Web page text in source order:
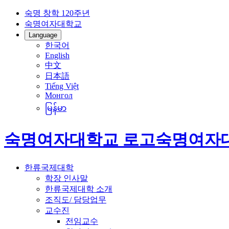
숙명 창학 120주년
숙명여자대학교
Language
한국어
English
中文
日本語
Tiếng Việt
Монгол
မြန်မာ
숙명여자대학교 로고숙명여자
한류국제대학
학장 인사말
한류국제대학 소개
조직도/ 담당업무
교수진
전임교수